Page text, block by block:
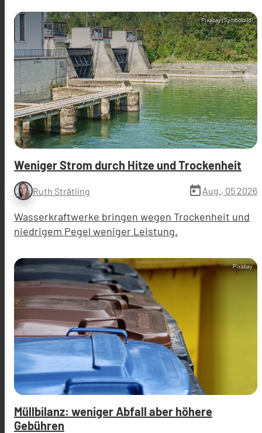
Pixabay (Symbolbild)
Weniger Strom durch Hitze und Trockenheit
Ruth Strätling today Aug., 05 2026
Wasserkraftwerke bringen wegen Trockenheit und
niedrigem Pegel weniger Leistung.
Pixabay
Müllbilanz: weniger Abfall aber höhere
Gebühren